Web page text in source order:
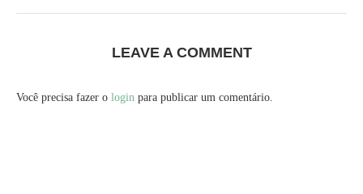
LEAVE A COMMENT
Você precisa fazer o login para publicar um comentário.